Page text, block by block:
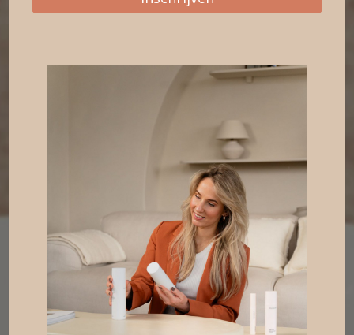
samen dat helemaal bij jou past. We vinden
je te bespreken, zodat je het maximale uit
onze behandeling haalt en langer van het
je deze kennismakingssessie eenmalig
boeken tegen een speciale prijs.
De behandeling bestaat uit:
Pre peel fase
Microdermabrasie
Masker
Eindverzorging